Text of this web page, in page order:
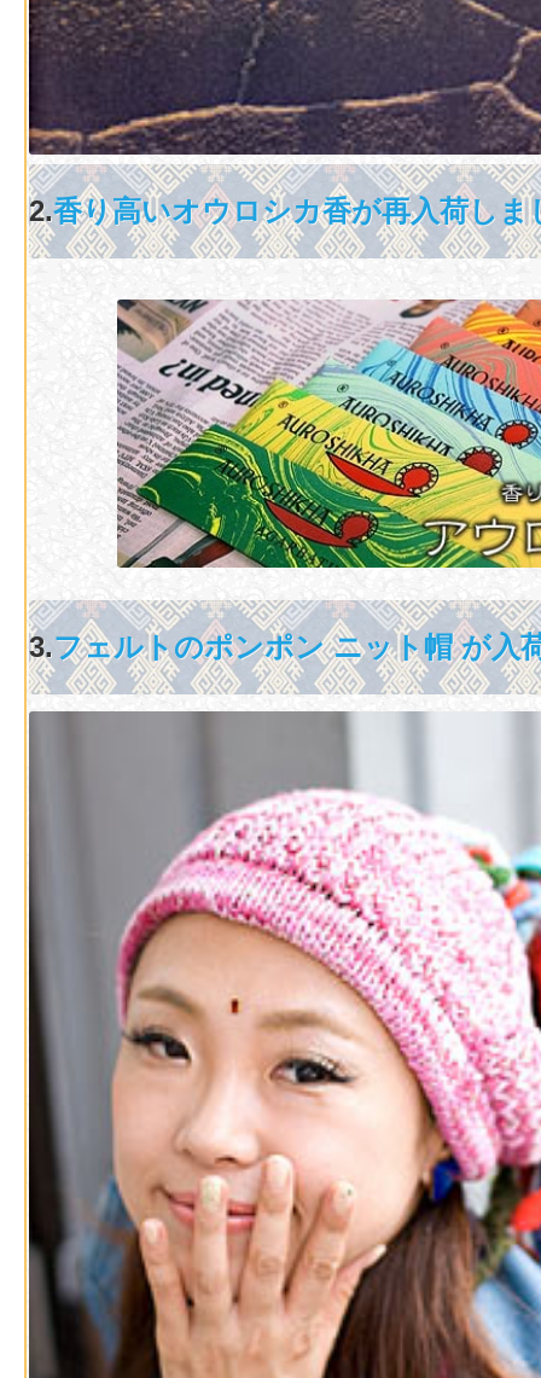
2.香り高いオウロシカ香が再入荷しま
3.フェルトのポンポン ニット帽 が入